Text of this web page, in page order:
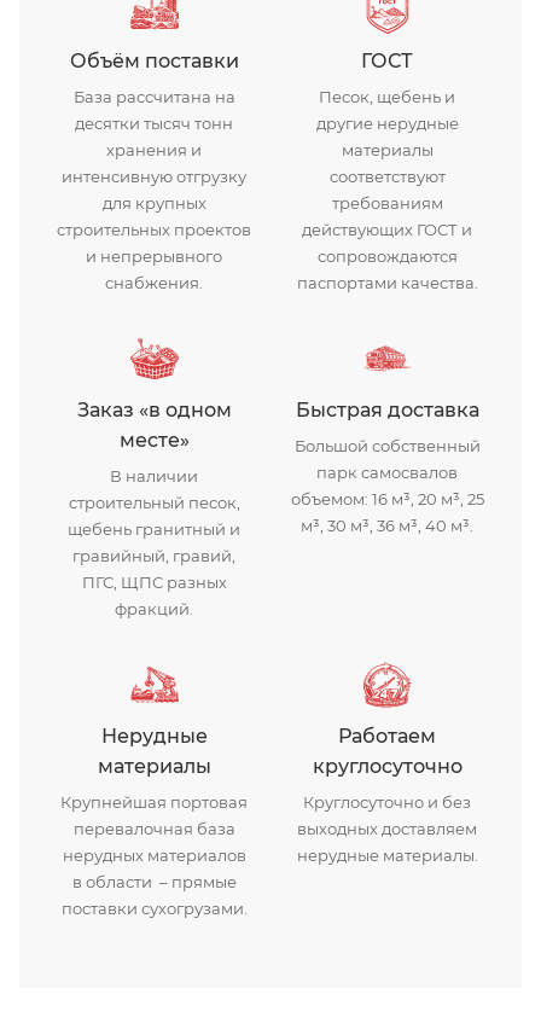
Объём поставки
База рассчитана на
десятки тысяч тонн
хранения и
интенсивную отгрузку
для крупных
строительных проектов
и непрерывного
снабжения.
ГОСТ
Песок, щебень и
другие нерудные
материалы
соответствуют
требованиям
действующих ГОСТ и
сопровождаются
паспортами качества.
Заказ «в одном
месте»
В наличии
строительный песок,
щебень гранитный и
гравийный, гравий,
ПГС, ЩПС разных
фракций.
Быстрая доставка
Большой собственный
парк самосвалов
объемом: 16 м³, 20 м³, 25
м³, 30 м³, 36 м³, 40 м³.
Нерудные
материалы
Крупнейшая портовая
перевалочная база
нерудных материалов
в области – прямые
поставки сухогрузами.
Работаем
круглосуточно
Круглосуточно и без
выходных доставляем
нерудные материалы.